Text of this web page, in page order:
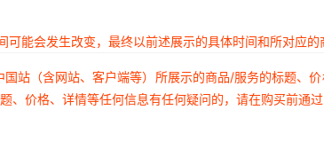
能会发生改变，最终以前述展示的具体时间和所对应的
站（含网站、客户端等）所展示的商品/服务的标题、
价格、详情等任何信息有任何疑问的，请在购买前通